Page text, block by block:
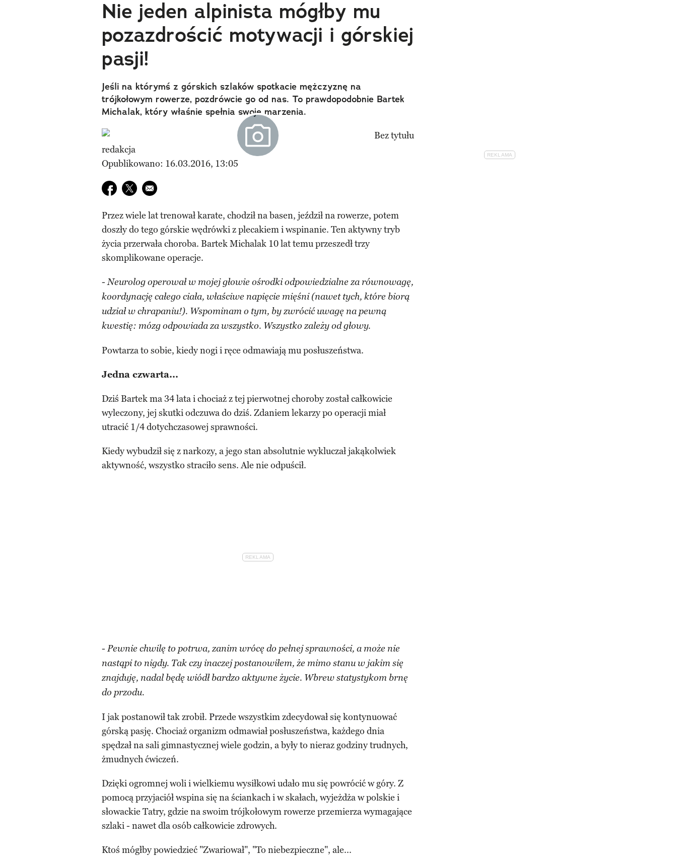
Nie jeden alpinista mógłby mu
pozazdrościć motywacji i górskiej
pasji!
Jeśli na którymś z górskich szlaków spotkacie mężczyznę na
trójkołowym rowerze, pozdrówcie go od nas. To prawdopodobnie Bartek
Michalak, który właśnie spełnia swoje marzenia.
redakcja
Opublikowano: 16.03.2016, 13:05
Udostępnij na facebook
Udostępnij na twitter
E-mail do przyjaciela
Przez wiele lat trenował karate, chodził na basen, jeździł na rowerze, potem
doszły do tego górskie wędrówki z plecakiem i wspinanie. Ten aktywny tryb
życia przerwała choroba. Bartek Michalak 10 lat temu przeszedł trzy
skomplikowane operacje.
-Neurolog operował w mojej głowie ośrodki odpowiedzialne za równowagę,
koordynację całego ciała, właściwe napięcie mięśni (nawet tych, które biorą
udział w chrapaniu!). Wspominam o tym, by zwrócić uwagę na pewną
kwestię: mózg odpowiada za wszystko. Wszystko zależy od głowy.
Powtarza to sobie, kiedy nogi i ręce odmawiają mu posłuszeństwa.
Jedna czwarta...
Dziś Bartek ma 34 lata i chociaż z tej pierwotnej choroby został całkowicie
wyleczony, jej skutki odczuwa do dziś. Zdaniem lekarzy po operacji miał
utracić 1/4 dotychczasowej sprawności.
Kiedy wybudził się z narkozy, a jego stan absolutnie wykluczał jakąkolwiek
aktywność, wszystko straciło sens. Ale nie odpuścił.
- Pewnie chwilę to potrwa, zanim wrócę do pełnej sprawności, a może nie
nastąpi to nigdy. Tak czy inaczej postanowiłem, że mimo stanu w jakim się
znajduję, nadal będę wiódł bardzo aktywne życie. Wbrew statystykom brnę
do przodu.
I jak postanowił tak zrobił. Przede wszystkim zdecydował się kontynuować
górską pasję. Chociaż organizm odmawiał posłuszeństwa, każdego dnia
spędzał na sali gimnastycznej wiele godzin, a były to nieraz godziny trudnych,
żmudnych ćwiczeń.
Dzięki ogromnej woli i wielkiemu wysiłkowi udało mu się powrócić w góry. Z
pomocą przyjaciół wspina się na ściankach i w skałach, wyjeżdża w polskie i
słowackie Tatry, gdzie na swoim trójkołowym rowerze przemierza wymagające
szlaki - nawet dla osób całkowicie zdrowych.
Ktoś mógłby powiedzieć "Zwariował", "To niebezpieczne", ale...